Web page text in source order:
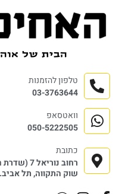
טלפון להזמנות
03-3763644
וואטסאפ
050-5222505
כתובת
רחוב נוריאל 7 (שדרת הבשר)
שוק התקווה, תל אביב.